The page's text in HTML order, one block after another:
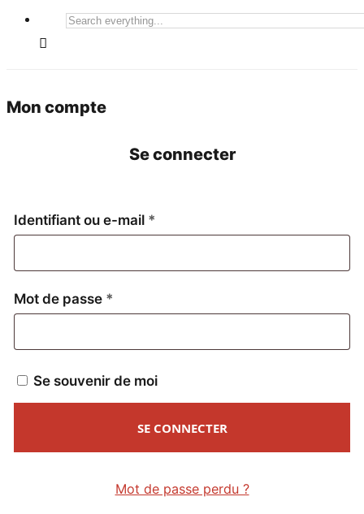
Search
Mon compte
Se connecter
Identifiant ou e-mail *
Mot de passe *
Se souvenir de moi
SE CONNECTER
Mot de passe perdu ?